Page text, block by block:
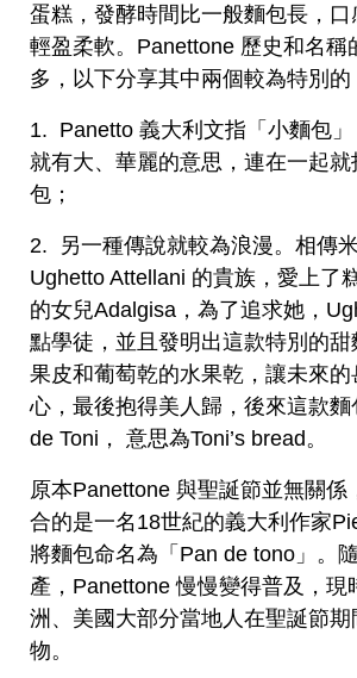
蛋糕，發酵時間比一般麵包長，
輕盈柔軟。Panettone 歷史和名稱
多，以下分享其中兩個較為特別的
1. Panetto 義大利文指「小麵包
就有大、華麗的意思，連在一起
包；
2. 另一種傳說就較為浪漫。相傳
Ughetto Attellani 的貴族，愛上了
的女兒Adalgisa，為了追求她，
點學徒，並且發明出這款特別的
果皮和葡萄乾的水果乾，讓未來的
心，最後抱得美人歸，後來這款
de Toni， 意思為Toni’s bread。
原本Panettone 與聖誕節並無關係
合的是一名18世紀的義大利作家
將麵包命名為「Pan de tono」。
產，Panettone 慢慢變得普及，現
洲、美國大部分當地人在聖誕節
物。